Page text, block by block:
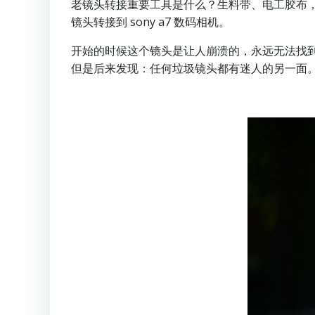
老镜头转接重要工具是什么？生料带、电工胶
镜头转接到 sony a7 数码相机。
开始的时候这个镜头是让人崩溃的，永远无法
但是后来发现：任何垃圾镜头都有迷人的另一面